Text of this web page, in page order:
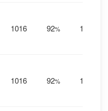
1016 92% 18
1016 92% 17